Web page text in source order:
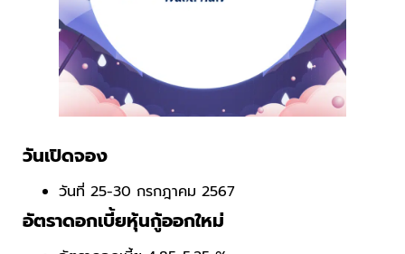
วันเปิดจอง
วันที่ 25-30 กรกฎาคม 2567
อัตราดอกเบี้ยหุ้นกู้ออกใหม่